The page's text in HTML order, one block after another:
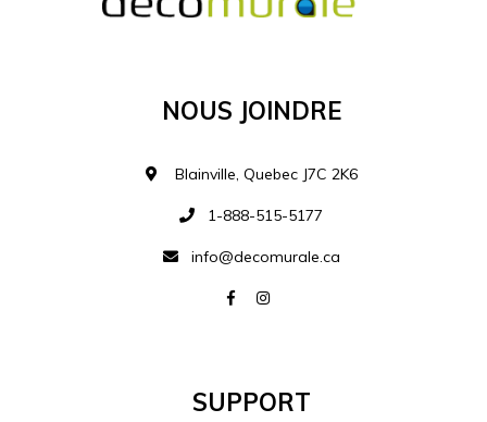
Nous Joindre
Blainville, Quebec J7C 2K6
1-888-515-5177
info@decomurale.ca
Support